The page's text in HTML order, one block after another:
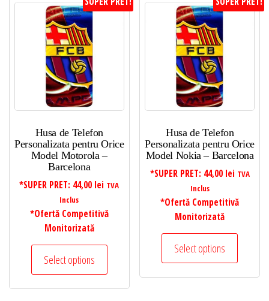
Husa de Telefon
Personalizata pentru Orice
Model Motorola –
Barcelona
*SUPER PRET: 44,00 lei TVA
Inclus
*Ofertă Competitivă
Monitorizată
Select options
Husa de Telefon
Personalizata pentru Orice
Model Nokia – Barcelona
*SUPER PRET: 44,00 lei TVA
Inclus
*Ofertă Competitivă
Monitorizată
Select options